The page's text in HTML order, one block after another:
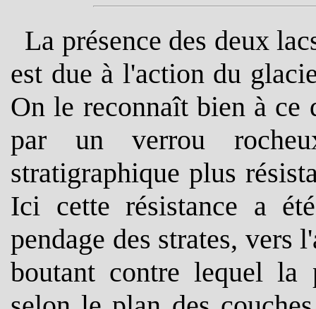
La présence des deux
est due à l'action du
On le reconnaît bien à ce
par un verrou
stratigraphique plus
Ici cette résistance a
pendage des strates, vers
boutant contre lequel la